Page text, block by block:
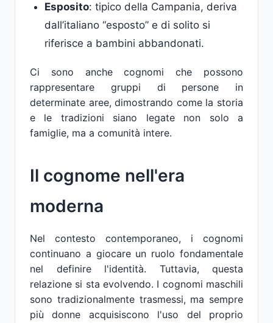
Esposito: tipico della Campania, deriva
dall’italiano “esposto” e di solito si
riferisce a bambini abbandonati.
Ci sono anche cognomi che possono
rappresentare gruppi di persone in
determinate aree, dimostrando come la storia
e le tradizioni siano legate non solo a
famiglie, ma a comunità intere.
Il cognome nell'era
moderna
Nel contesto contemporaneo, i cognomi
continuano a giocare un ruolo fondamentale
nel definire l'identità. Tuttavia, questa
relazione si sta evolvendo. I cognomi maschili
sono tradizionalmente trasmessi, ma sempre
più donne acquisiscono l'uso del proprio